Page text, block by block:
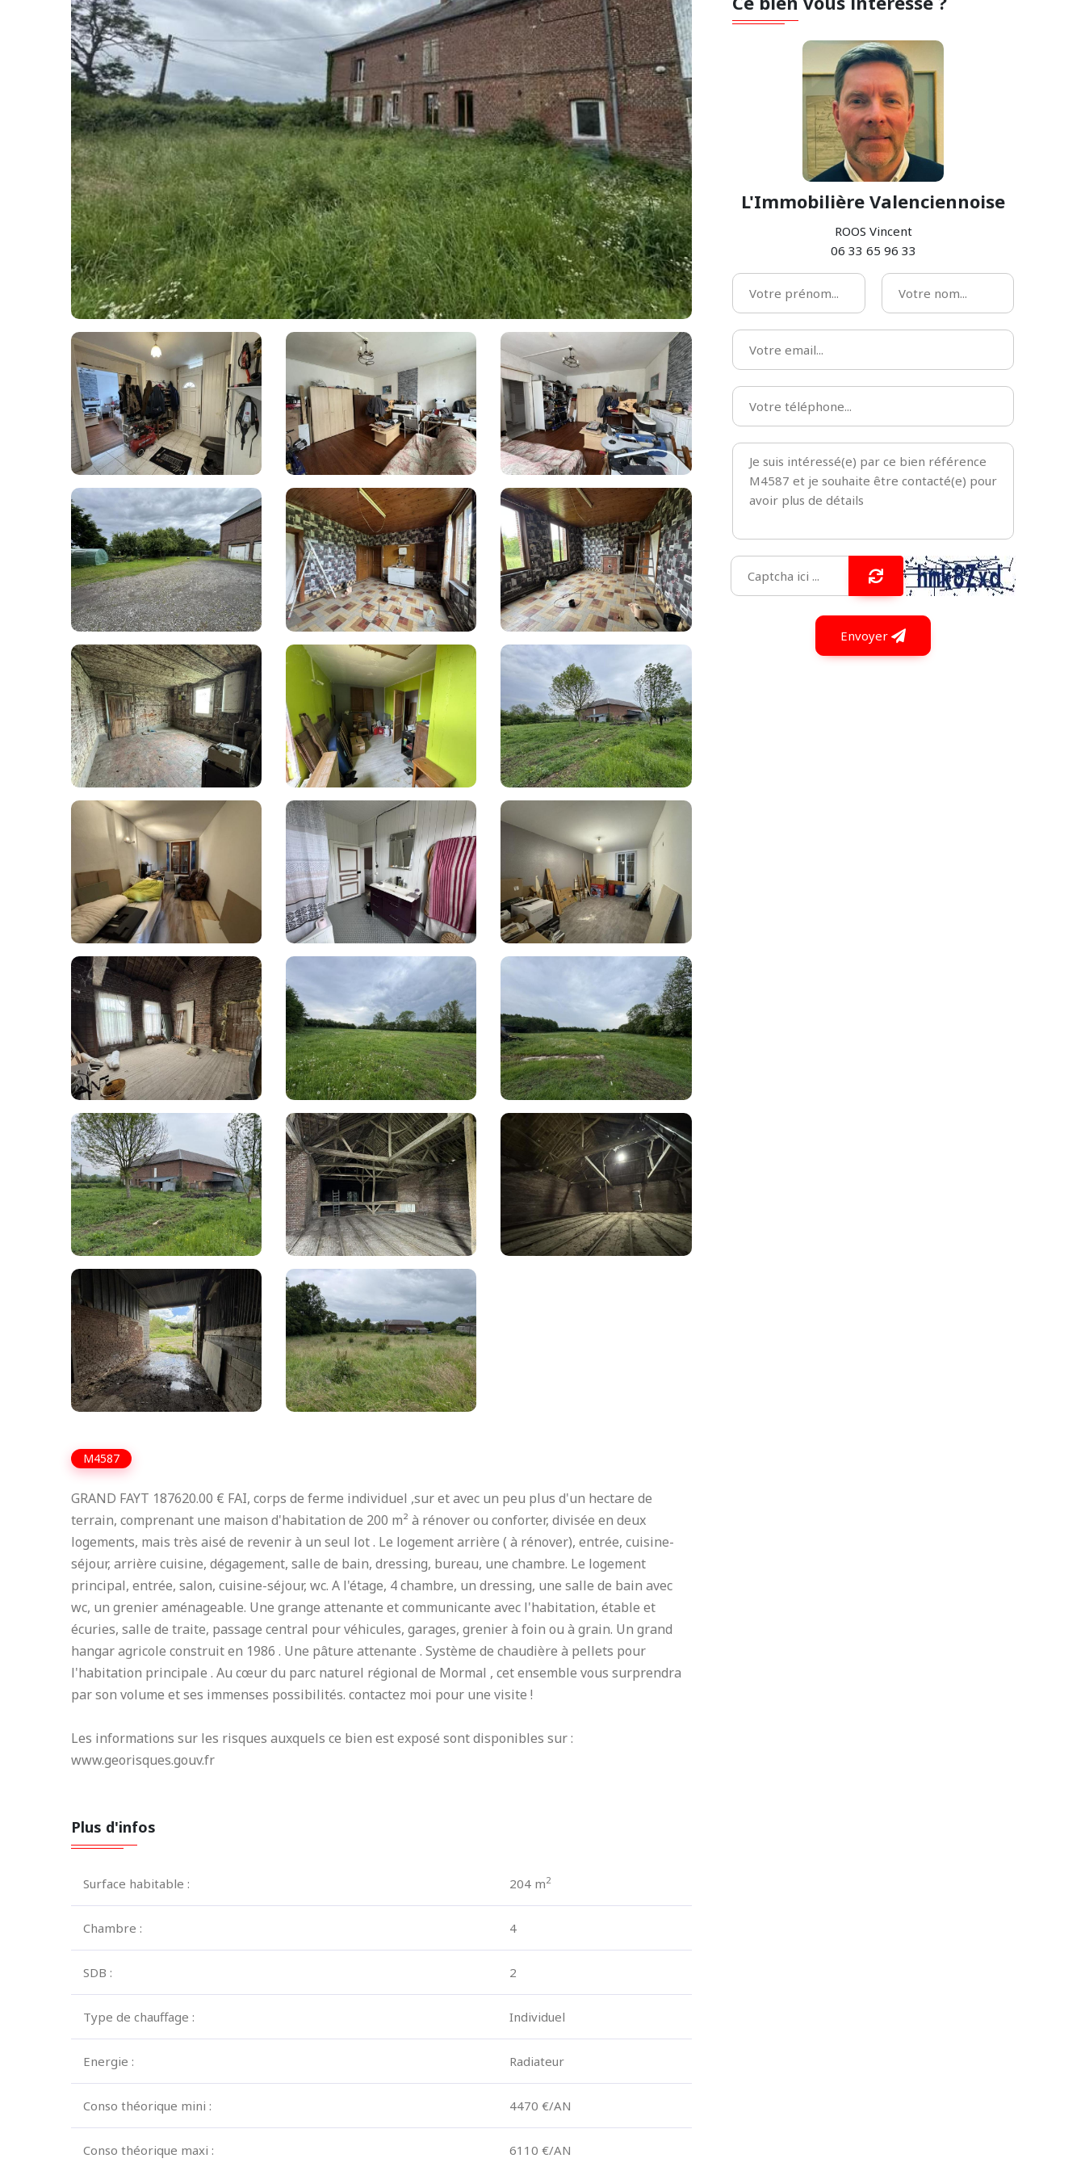
M4587
GRAND FAYT 187620.00 € FAI, corps de ferme individuel ,sur et avec un peu plus d'un hectare de
terrain, comprenant une maison d'habitation de 200 m² à rénover ou conforter, divisée en deux
logements, mais très aisé de revenir à un seul lot . Le logement arrière ( à rénover), entrée, cuisine-
séjour, arrière cuisine, dégagement, salle de bain, dressing, bureau, une chambre. Le logement
principal, entrée, salon, cuisine-séjour, wc. A l'étage, 4 chambre, un dressing, une salle de bain avec
wc, un grenier aménageable. Une grange attenante et communicante avec l'habitation, étable et
écuries, salle de traite, passage central pour véhicules, garages, grenier à foin ou à grain. Un grand
hangar agricole construit en 1986 . Une pâture attenante . Système de chaudière à pellets pour
l'habitation principale . Au cœur du parc naturel régional de Mormal , cet ensemble vous surprendra
par son volume et ses immenses possibilités. contactez moi pour une visite !
Les informations sur les risques auxquels ce bien est exposé sont disponibles sur :
www.georisques.gouv.fr
Plus d'infos
Surface habitable : 204 m2
Chambre : 4
SDB : 2
Type de chauffage : Individuel
Energie : Radiateur
Conso théorique mini : 4470 €/AN
Conso théorique maxi : 6110 €/AN
L'Immobilière Valenciennoise
ROOS Vincent
06 33 65 96 33
Envoyer